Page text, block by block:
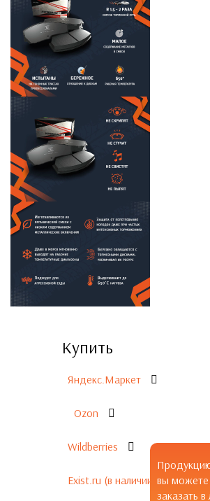
вы можете
заказать
Купить
Яндекс.Маркет
Ozon
Wildberries
Exist.ru (в наличии)